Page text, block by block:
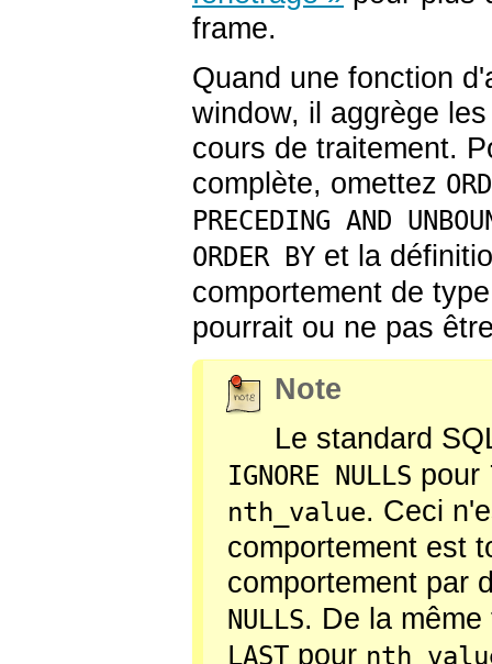
frame.
Quand une fonction
window, il aggrège
cours de traitement.
complète, omettez
PRECEDING AND
ORDER BY et la
comportement de
pourrait ou ne pas
Note
Le standard
IGNORE NULLS pour
nth_value. Ceci
comportement est
comportement par
NULLS. De la
LASTpour